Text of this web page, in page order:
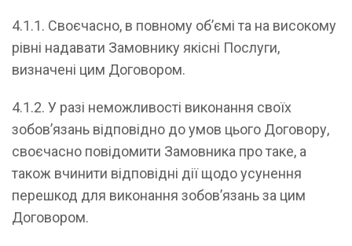
4.1.1. Своєчасно, в повному об’ємі та на високому
рівні надавати Замовнику якісні Послуги,
визначені цим Договором.
4.1.2. У разі неможливості виконання своїх
зобов’язань відповідно до умов цього Договору,
своєчасно повідомити Замовника про таке, а
також вчинити відповідні дії щодо усунення
перешкод для виконання зобов’язань за цим
Договором.